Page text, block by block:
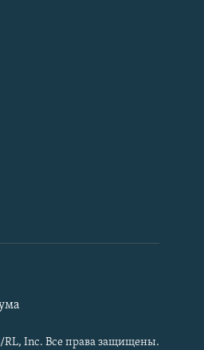
Inc. Все права защищены.